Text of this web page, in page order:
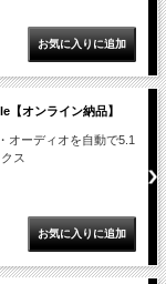
オンライン納品】
オーディオを自動で5.1
ス